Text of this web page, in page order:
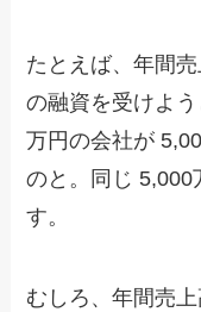
たとえば、年間
の融資を受けよ
万円の会社が
のと。同じ 5,000
す。
むしろ、年間売